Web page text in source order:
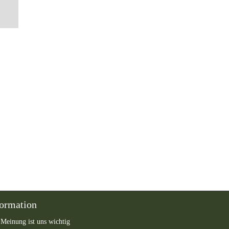
ist uns wichtig